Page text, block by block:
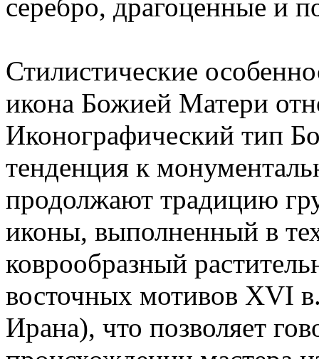
серебро, драгоценные и
Стилистические
икона Божией Матери
Иконографический тип
тенденция к
продолжают традицию
иконы, выполненный в
коврообразный
восточных мотивов XVI
Ирана), что позволяет